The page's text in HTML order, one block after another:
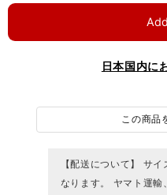
日本国内に
この商品
【配送について】 サ
なります。 ヤマト運輸